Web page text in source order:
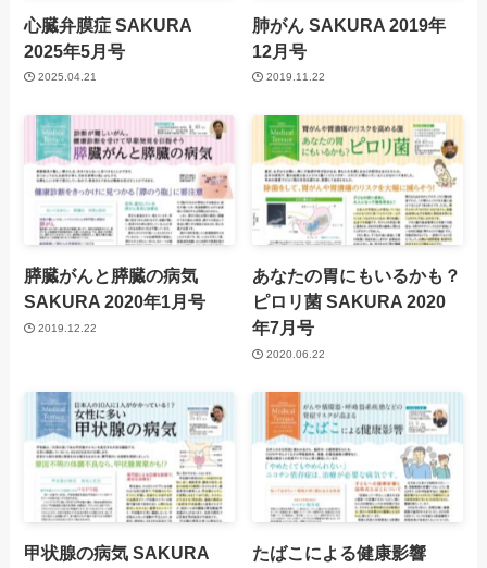
心臓弁膜症 SAKURA
2025年5月号
2025.04.21
肺がん SAKURA 2019年
12月号
2019.11.22
膵臓がんと膵臓の病気
SAKURA 2020年1月号
2019.12.22
あなたの胃にもいるかも？
ピロリ菌SAKURA 2020
年7月号
2020.06.22
甲状腺の病気 SAKURA たばこによる健康影響